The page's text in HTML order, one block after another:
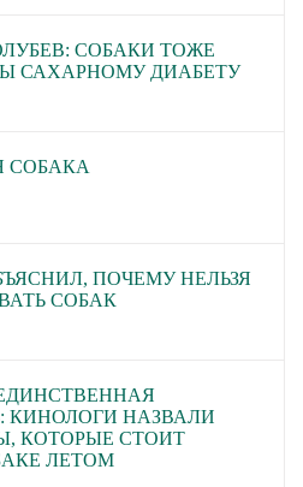
СОБАКИ ТОЖЕ
САХАРНОМУ ДИАБЕТУ
СОБАКА
ПОЧЕМУ НЕЛЬЗЯ
СОБАК
КИНОЛОГИ НАЗВАЛИ
КОТОРЫЕ СТОИТ
ЛЕТОМ